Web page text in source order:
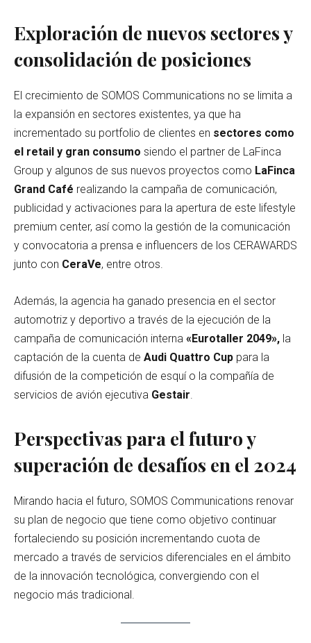
Exploración de nuevos sectores y
consolidación de posiciones
El crecimiento de SOMOS Communications no se limita a
la expansión en sectores existentes, ya que ha
incrementado su portfolio de clientes en sectores como
el retail y gran consumo siendo el partner de LaFinca
Group y algunos de sus nuevos proyectos como LaFinca
Grand Café realizando la campaña de comunicación,
publicidad y activaciones para la apertura de este lifestyle
premium center, así como la gestión de la comunicación
y convocatoria a prensa e influencers de los CERAWARDS
junto con CeraVe, entre otros.
Además, la agencia ha ganado presencia en el sector
automotriz y deportivo a través de la ejecución de la
campaña de comunicación interna «Eurotaller 2049», la
captación de la cuenta de Audi Quattro Cup para la
difusión de la competición de esquí o la compañía de
servicios de avión ejecutiva Gestair.
Perspectivas para el futuro y
superación de desafíos en el 2024
Mirando hacia el futuro, SOMOS Communications renovar
su plan de negocio que tiene como objetivo continuar
fortaleciendo su posición incrementando cuota de
mercado a través de servicios diferenciales en el ámbito
de la innovación tecnológica, convergiendo con el
negocio más tradicional.